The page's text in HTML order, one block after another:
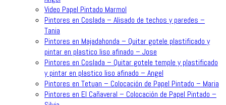
Video Papel Pintado Marmol
Pintores en Coslada – Alisado de techos y paredes –
Tania
Pintores en Majadahonda – Quitar gotele plastificado y
pintar en plastico liso afinado – Jose
Pintores en Coslada – Quitar gotele temple y plastificado
y pintar en plastico liso afinado – Angel
Pintores en Tetuan – Colocación de Papel Pintado – Maria
Pintores en El Cañaveral – Colocación de Papel Pintado –